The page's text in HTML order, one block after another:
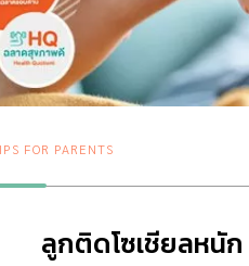
FOR PARENTS
ลูกติดโซเชียลหนัก